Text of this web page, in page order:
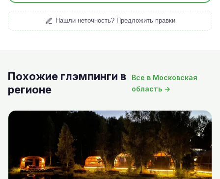
Нашли неточность? Предложить правки
Похожие глэмпинги в
регионе
Все в Московская
область →